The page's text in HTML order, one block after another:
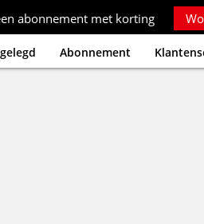
abonnement met korting
Abonnement